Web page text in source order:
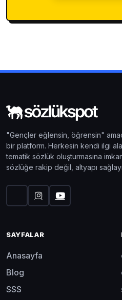
"Gençler eğlensin, öğrensin"
bir platform. Herkesin kendi ilgi
tematik sözlük oluşturmasına
sözlüğe rakip değil, altyapı
SAYFALAR
Anasayfa
Blog
SSS